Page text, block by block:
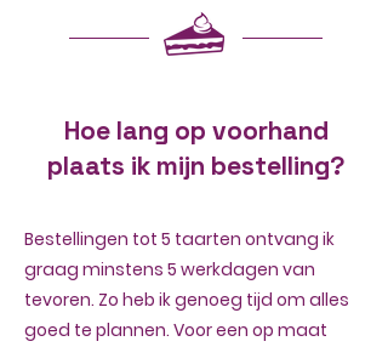
Hoe lang op voorhand
plaats ik mijn bestelling?
Bestellingen tot 5 taarten ontvang ik
graag minstens 5 werkdagen van
tevoren. Zo heb ik genoeg tijd om alles
goed te plannen. Voor een op maat